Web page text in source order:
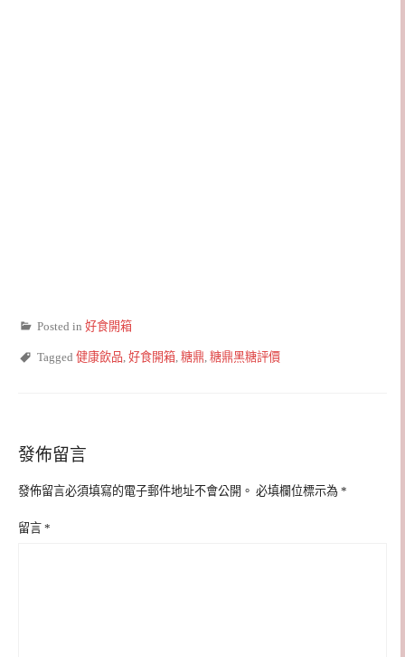
Posted in 好食開箱
Tagged 健康飲品 好食開箱 糖鼎 糖鼎黑糖評價
發佈留言
發佈留言必須填寫的電子郵件地址不會公開。 必填欄位標示為 *
留言 *